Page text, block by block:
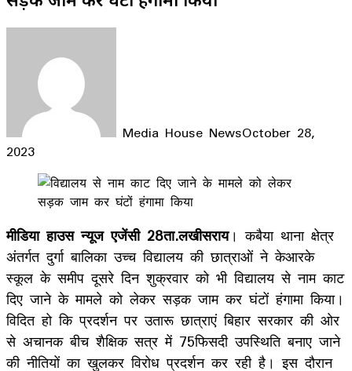
Media House NewsOctober 28,
2023
Facebook
LinkedIn
WhatsApp
Telegram
मीडिया हाउस न्यूज एजेंसी 28ता.लखीसराय। कबैया थाना क्षेत्र
अंतर्गत दुर्गा बालिका उच्च विद्यालय की छात्राओं ने केआरके
स्कूल के समीप दूसरे दिन शुक्रवार को भी विद्यालय से नाम काट
दिए जाने के मामले को लेकर सड़क जाम कर घंटों हंगामा किया।
विदित हो कि प्रदर्शन पर उतारू छात्राएं बिहार सरकार की ओर
से अचानक बीच शैक्षिक सत्र में 75फिसदी उपस्थिति बनाए जाने
की नीतियों का खुलकर विरोध प्रदर्शन कर रही है। इस दौरान